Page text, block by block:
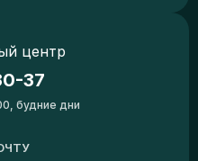
центр
37
будние дни